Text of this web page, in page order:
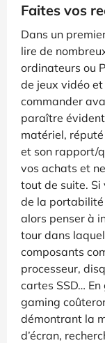
Faites vos
Dans un
lire de
ordinateurs ou
de jeux vidéo
commander
paraître
matériel,
et son rapport/
vos achats et
tout de suite. Si
de la
alors penser à
tour dans
composants
processeur,
cartes SSD…
gaming
démontrant la
d’écran,